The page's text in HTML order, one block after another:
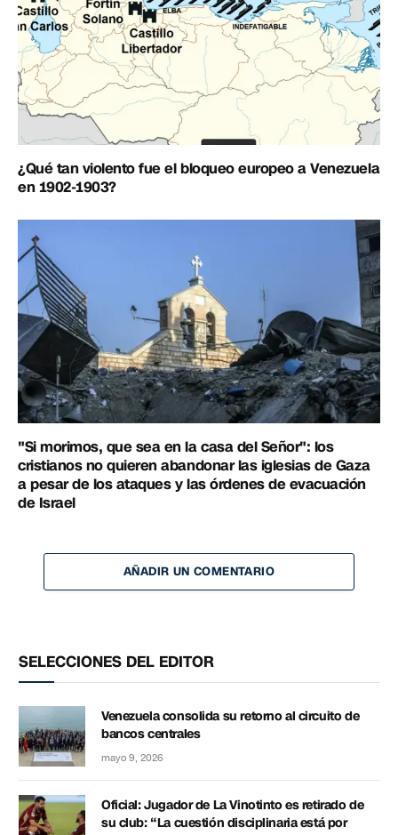
¿Qué tan violento fue el bloqueo europeo a Venezuela
en 1902-1903?
"Si morimos, que sea en la casa del Señor": los
cristianos no quieren abandonar las iglesias de Gaza
a pesar de los ataques y las órdenes de evacuación
de Israel
AÑADIR UN COMENTARIO
SELECCIONES DEL EDITOR
Venezuela consolida su retorno al circuito de
bancos centrales
mayo 9, 2026
Oficial: Jugador de La Vinotinto es retirado de
su club: “La cuestión disciplinaria está por